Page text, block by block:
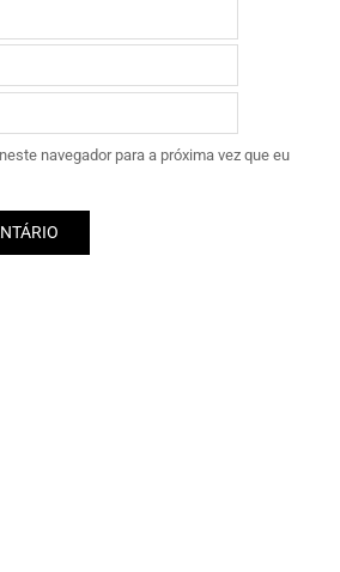
navegador para a próxima vez que eu